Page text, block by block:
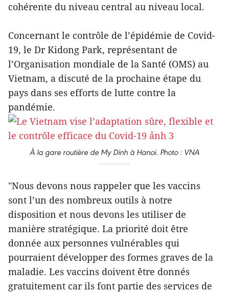
cohérente du niveau central au niveau local.
Concernant le contrôle de l’épidémie de Covid-
19, le Dr Kidong Park, représentant de
l’Organisation mondiale de la Santé (OMS) au
Vietnam, a discuté de la prochaine étape du
pays dans ses efforts de lutte contre la
pandémie.
À la gare routière de My Dinh à Hanoi. Photo : VNA
"Nous devons nous rappeler que les vaccins
sont l’un des nombreux outils à notre
disposition et nous devons les utiliser de
manière stratégique. La priorité doit être
donnée aux personnes vulnérables qui
pourraient développer des formes graves de la
maladie. Les vaccins doivent être donnés
gratuitement car ils font partie des services de